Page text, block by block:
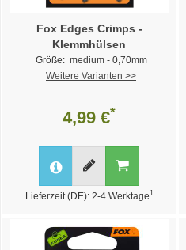
Fox Edges Crimps -
Klemmhülsen
Größe: medium - 0,70mm
Weitere Varianten >>
4,99 €*
Lieferzeit (DE): 2-4 Werktage1